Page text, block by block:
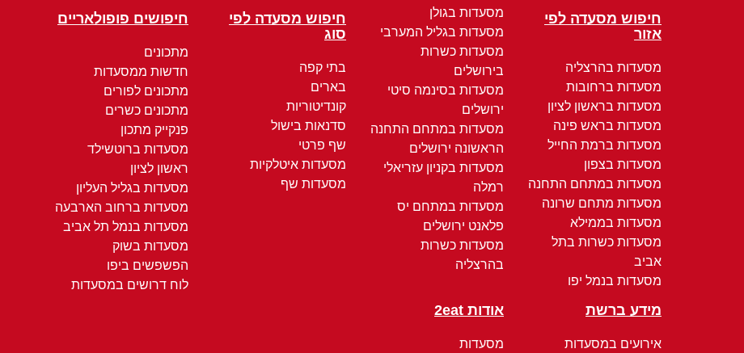
חיפוש מסעדה לפי
אזור
מסעדות בהרצליה
מסעדות ברחובות
מסעדות בראשון לציון
מסעדות בראש פינה
מסעדות ברמת החייל
מסעדות בצפון
מסעדות במתחם התחנה
מסעדות מתחם שרונה
מסעדות בממילא
מסעדות כשרות בתל
אביב
מסעדות בנמל יפו
מסעדות בגולן
מסעדות בגליל המערבי
מסעדות כשרות
בירושלים
מסעדות בסינמה סיטי
ירושלים
מסעדות במתחם התחנה
הראשונה ירושלים
מסעדות בקניון עזריאלי
רמלה
מסעדות במתחם יס
פלאנט ירושלים
מסעדות כשרות
בהרצליה
חיפוש מסעדה לפי
סוג
בתי קפה
בארים
קונדיטוריות
סדנאות בישול
שף פרטי
מסעדות איטלקיות
מסעדות שף
חיפושים פופולאריים
מתכונים
חדשות ממסעדות
מתכונים לפורים
מתכונים כשרים
פנקייק מתכון
מסעדות ברוטשילד
ראשון לציון
מסעדות בגליל העליון
מסעדות ברחוב הארבעה
מסעדות בנמל תל אביב
מסעדות בשוק
הפשפשים ביפו
לוח דרושים במסעדות
מידע ברשת
אירועים במסעדות
אודות 2eat
מסעדות